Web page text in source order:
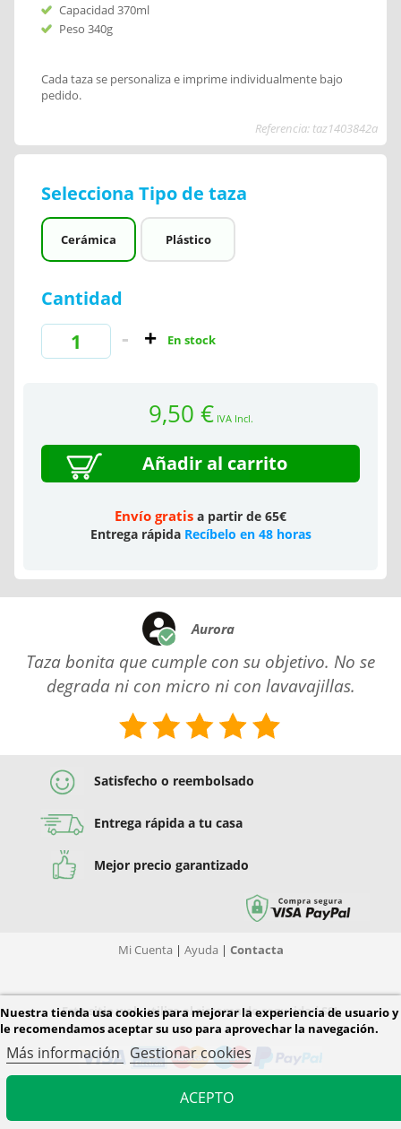
Nuestra tienda usa cookies para mejorar la experiencia de usuario y
le recomendamos aceptar su uso para aprovechar la navegación.
Más información Gestionar cookies
ACEPTO
Capacidad 370ml
Peso 340g
Cada taza se personaliza e imprime individualmente bajo
pedido.
Referencia: taz1403842a
Selecciona Tipo de taza
Cerámica Plástico
Cantidad
En stock
9,50 €IVA Incl.
Añadir al carrito
Envío gratis a partir de 65€
Entrega rápida Recíbelo en 48 horas
Aurora
Taza bonita que cumple con su objetivo. No se
degrada ni con micro ni con lavavajillas.
Satisfecho o reembolsado
Entrega rápida a tu casa
Mejor precio garantizado
Mi Cuenta | Ayuda | Contacta
Este sitio web utiliza el sistema de seguridad SSL
© 2026 Diver Tiendas. Todos los derechos reservados.